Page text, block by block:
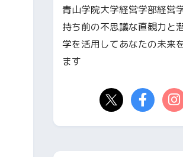
青山学院大学経営学部経営
持ち前の不思議な直観力と
学を活用してあなたの未来
ます